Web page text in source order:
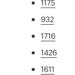
1175
932
1716
1426
1611